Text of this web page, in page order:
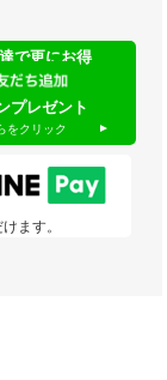
で更にお得
プレゼント
をクリック
ます。